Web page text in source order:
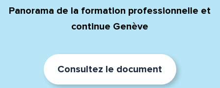
Panorama de la formation professionnelle et
continue Genève
Consultez le document